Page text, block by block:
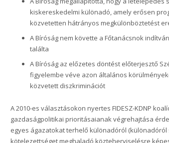
kiskereskedelmi különadó, amely erősen
közvetetten hátrányos megkülönböztetést
A Bíróság nem követte a Főtanácsnok
találta
A Bíróság az előzetes döntést előterjesztő
figyelembe véve azon általános
közvetett diszkriminációt
A 2010-es választásokon nyertes FIDESZ-KDNP
gazdaságpolitikai prioritásaianak végrehajtása
egyes ágazatokat terhelő különadóról
kötelezettséget meghaladó közteherviselésre